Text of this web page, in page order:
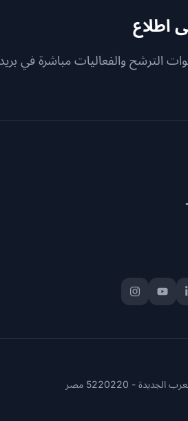
اطلاع
الترشح والفعاليات مباشرة في
- 5220220 مصر